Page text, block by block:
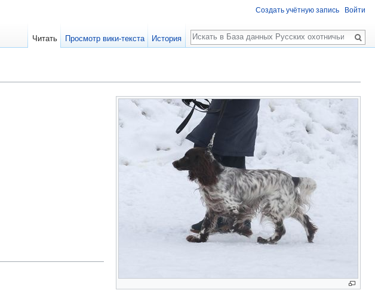
Создать учётную запись Войти
Читать Просмотр вики-текста История
Поиск